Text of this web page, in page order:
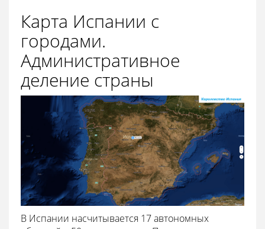
Карта Испании с
городами.
Административное
деление страны
В Испании насчитывается 17 автономных